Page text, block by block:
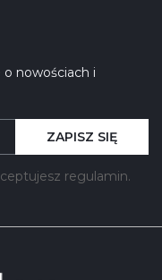
nowościach i
regulamin.
ZAPISZ SIĘ